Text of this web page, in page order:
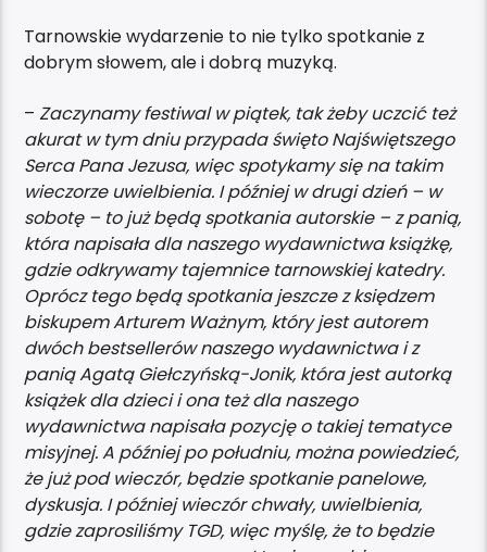
Tarnowskie wydarzenie to nie tylko spotkanie z
dobrym słowem, ale i dobrą muzyką.
–Zaczynamy festiwal w piątek, tak żeby uczcić też
akurat w tym dniu przypada święto Najświętszego
Serca Pana Jezusa, więc spotykamy się na takim
wieczorze uwielbienia. I później w drugi dzień – w
sobotę – to już będą spotkania autorskie – z panią,
która napisała dla naszego wydawnictwa książkę,
gdzie odkrywamy tajemnice tarnowskiej katedry.
Oprócz tego będą spotkania jeszcze z księdzem
biskupem Arturem Ważnym, który jest autorem
dwóch bestsellerów naszego wydawnictwa i z
panią Agatą Giełczyńską-Jonik, która jest autorką
książek dla dzieci i ona też dla naszego
wydawnictwa napisała pozycję o takiej tematyce
misyjnej. A później po południu, można powiedzieć,
że już pod wieczór, będzie spotkanie panelowe,
dyskusja. I później wieczór chwały, uwielbienia,
gdzie zaprosiliśmy TGD, więc myślę, że to będzie